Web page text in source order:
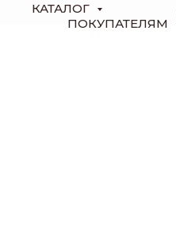
КАТАЛОГ
ПОКУПАТЕЛЯМ